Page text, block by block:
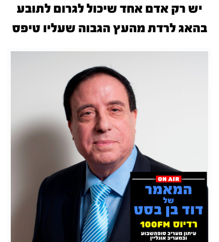
יש רק אדם אחד שיכול לגרום לתובע
בהאג לרדת מהעץ הגבוה שעליו טיפס